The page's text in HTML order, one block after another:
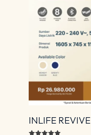
INLIFE REVIVE